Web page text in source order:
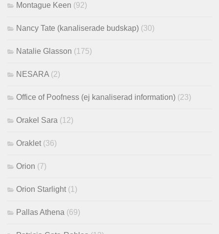
Montague Keen (92)
Nancy Tate (kanaliserade budskap) (30)
Natalie Glasson (175)
NESARA (2)
Office of Poofness (ej kanaliserad information) (23)
Orakel Sara (12)
Oraklet (36)
Orion (7)
Orion Starlight (1)
Pallas Athena (69)